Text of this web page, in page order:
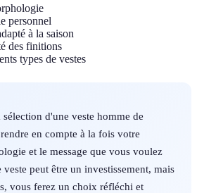
personnel
à la saison
des finitions
types de vestes
sélection d'une veste homme de
en compte à la fois votre
et le message que vous voulez
peut être un investissement, mais
vous ferez un choix réfléchi et